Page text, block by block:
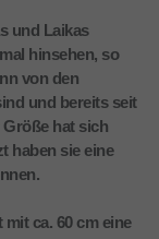
und Laikas
hinsehen, so
von den
und bereits seit
hat sich
haben sie eine
ca. 60 cm eine